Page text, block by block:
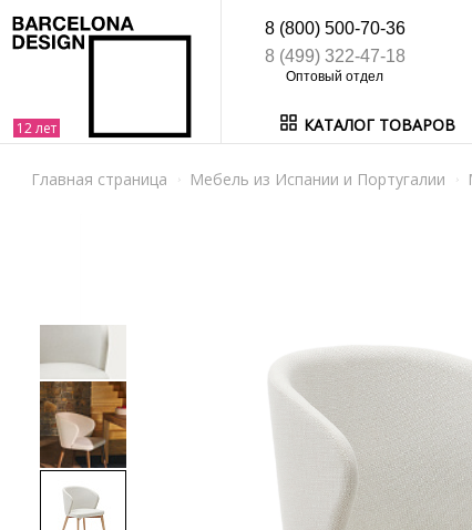
8 (800) 500-70-36
8 (499) 322-47-18
КАТАЛОГ ТОВАРОВ
Главная страница Мебель из Испании и Португалии